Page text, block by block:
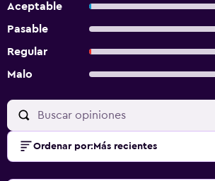
Aceptable
Pasable
Regular
Malo
Ordenar por: Más recientes